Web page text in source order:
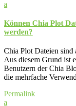
a
Können Chia Plot
werden?
Chia Plot Dateien sind
Aus diesem Grund ist
Benutzern der Chia
die mehrfache
Permalink
a